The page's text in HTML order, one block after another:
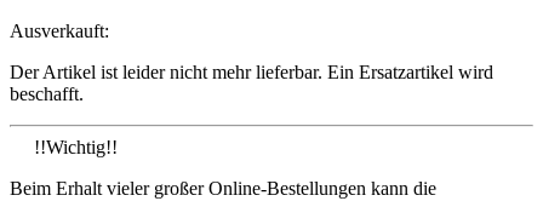
Ausverkauft:
Der Artikel ist leider nicht mehr lieferbar. Ein Ersatzartikel wird
beschafft.
!!Wichtig!!
Beim Erhalt vieler großer Online-Bestellungen kann die